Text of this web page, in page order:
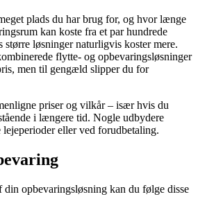
plads du har brug for, og hvor længe
kan koste fra et par hundrede
større løsninger naturligvis koster mere.
flytte- og opbevaringsløsninger
men til gengæld slipper du for
priser og vilkår – især hvis du
i længere tid. Nogle udbydere
eller ved forudbetaling.
din opbevaringsløsning kan du følge disse